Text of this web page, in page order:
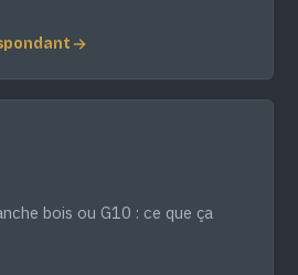
bois ou G10 : ce que ça